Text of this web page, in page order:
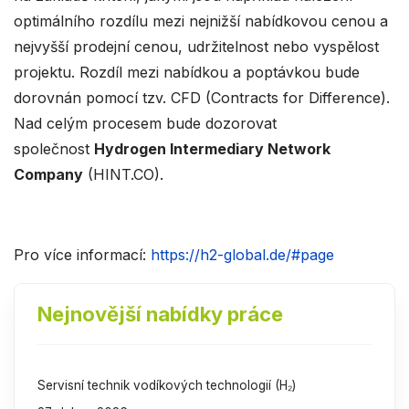
optimálního rozdílu mezi nejnižší nabídkovou cenou a
nejvyšší prodejní cenou, udržitelnost nebo vyspělost
projektu. Rozdíl mezi nabídkou a poptávkou bude
dorovnán pomocí tzv. CFD (Contracts for Difference).
Nad celým procesem bude dozorovat
společnost Hydrogen Intermediary Network
Company (HINT.CO).
Pro více informací: https://h2-global.de/#page
Nejnovější nabídky práce
Servisní technik vodíkových technologií (H₂)